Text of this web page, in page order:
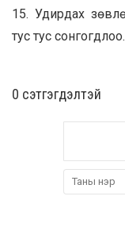
15. Удирдах
тус тус сонгогдлоо.
0 cэтгэгдэлтэй